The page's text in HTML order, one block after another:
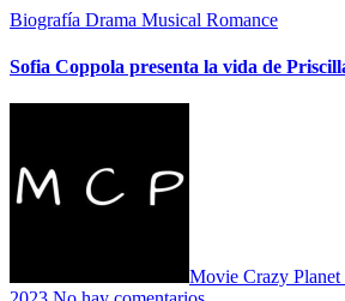
Biografía Drama Musical Romance
Sofia Coppola presenta la vida de
Movie Crazy Planet